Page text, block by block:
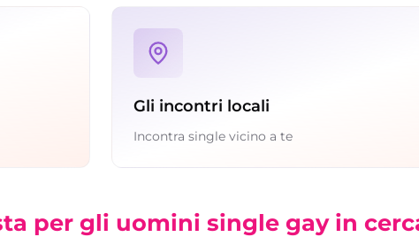
Gli incontri locali
Incontra single vicino a te
per gli uomini single gay in